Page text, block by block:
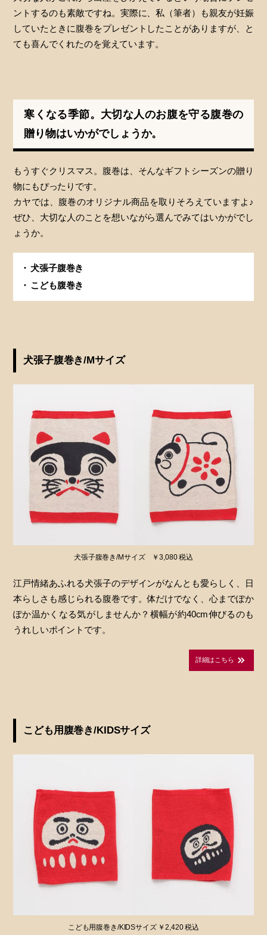
ントするのも素敵ですね。実際に、私（筆者）も親友が妊娠
していたときに腹巻をプレゼントしたことがありますが、と
ても喜んでくれたのを覚えています。
寒くなる季節。大切な人のお腹を守る腹巻の
贈り物はいかがでしょうか。
もうすぐクリスマス。腹巻は、そんなギフトシーズンの贈り
物にもぴったりです。
カヤでは、腹巻のオリジナル商品を取りそろえていますよ♪
ぜひ、大切な人のことを想いながら選んでみてはいかがでし
ょうか。
犬張子腹巻き
こども腹巻き
犬張子腹巻き/Mサイズ
犬張子腹巻き/Mサイズ ￥3,080 税込
江戸情緒あふれる犬張子のデザインがなんとも愛らしく、日
本らしさも感じられる腹巻です。体だけでなく、心までぽか
ぽか温かくなる気がしませんか？横幅が約40cm伸びるのも
うれしいポイントです。
詳細はこちら
こども用腹巻き/KIDSサイズ
こども用腹巻き/KIDSサイズ ￥2,420 税込